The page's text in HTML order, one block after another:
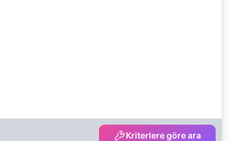
Kriterlere göre ara